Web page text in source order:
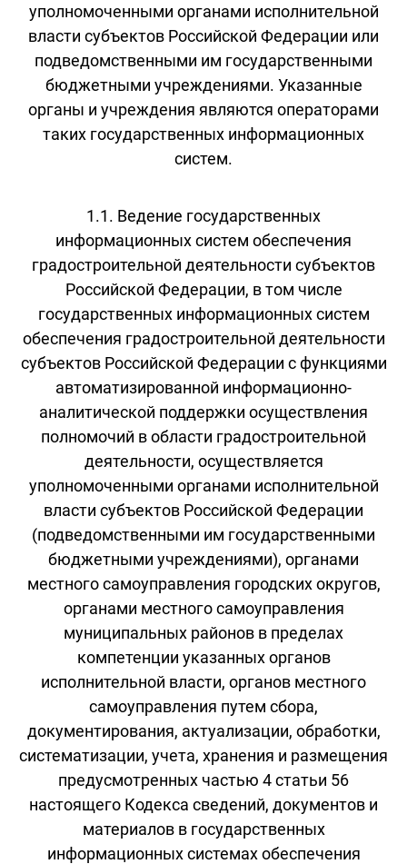
уполномоченными органами исполнительной
власти субъектов Российской Федерации или
подведомственными им государственными
бюджетными учреждениями. Указанные
органы и учреждения являются операторами
таких государственных информационных
систем.
1.1. Ведение государственных
информационных систем обеспечения
градостроительной деятельности субъектов
Российской Федерации, в том числе
государственных информационных систем
обеспечения градостроительной деятельности
субъектов Российской Федерации с функциями
автоматизированной информационно-
аналитической поддержки осуществления
полномочий в области градостроительной
деятельности, осуществляется
уполномоченными органами исполнительной
власти субъектов Российской Федерации
(подведомственными им государственными
бюджетными учреждениями), органами
местного самоуправления городских округов,
органами местного самоуправления
муниципальных районов в пределах
компетенции указанных органов
исполнительной власти, органов местного
самоуправления путем сбора,
документирования, актуализации, обработки,
систематизации, учета, хранения и размещения
предусмотренных частью 4 статьи 56
настоящего Кодекса сведений, документов и
материалов в государственных
информационных системах обеспечения